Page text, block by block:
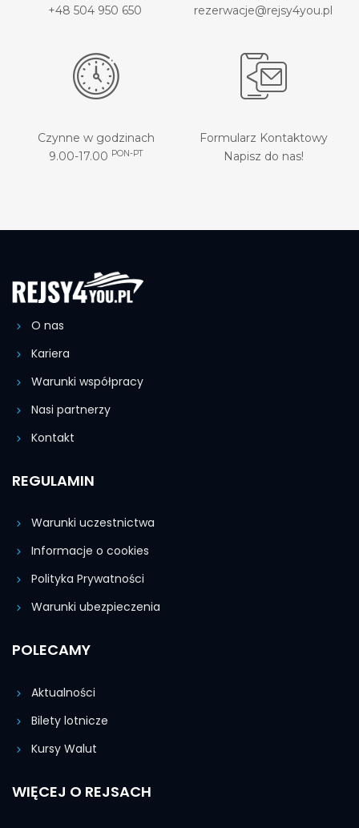
+48 504 950 650
rezerwacje@rejsy4you.pl
Czynne w godzinach
9.00-17.00 PON-PT
Formularz Kontaktowy
Napisz do nas!
O nas
Kariera
Warunki współpracy
Nasi partnerzy
Kontakt
REGULAMIN
Warunki uczestnictwa
Informacje o cookies
Polityka Prywatności
Warunki ubezpieczenia
POLECAMY
Aktualności
Bilety lotnicze
Kursy Walut
WIĘCEJ O REJSACH